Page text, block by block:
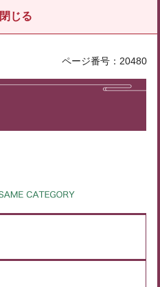
閉じる
ページ番号：20480